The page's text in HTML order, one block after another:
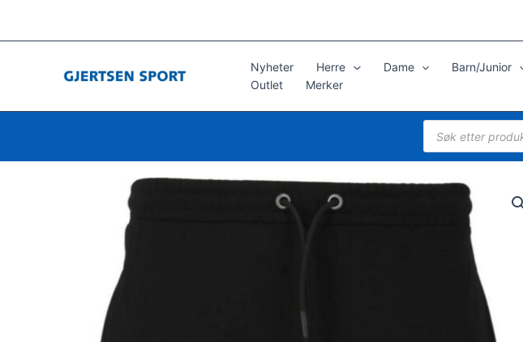
til
Nyheter Herre Dame Barn/Junior
Outlet
Merker
Products
search